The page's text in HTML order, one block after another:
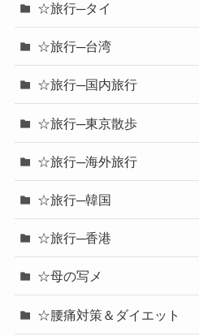
☆旅行─タイ
☆旅行─台湾
☆旅行─国内旅行
☆旅行─東京散歩
☆旅行─海外旅行
☆旅行─韓国
☆旅行─香港
☆母の写メ
☆腰痛対策＆ダイエット